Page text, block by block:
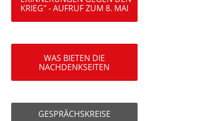
KRIEG" - AUFRUF ZUM 8. MAI
WAS BIETEN DIE
NACHDENKSEITEN
GESPRÄCHSKREISE